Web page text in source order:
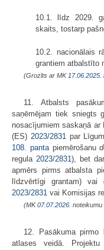
10.1. līdz 2029.
skaits, tostarp
10.2. nacionālais
grantiem atbalstīto
(Grozīts ar MK 17.06.2025.
11. Atbalsts
saņēmējam tiek sniegts
nosacījumiem saskaņā ar
(ES) 2023/2831 par
108. pantapiemērošanu
regula 2023/2831 ), bet
apmērs pirms atbalsta
līdzvērtīgi grantam) vai
2023/2831 vai Komisijas
(MK07.07.2026. noteikumu
12. Pasākuma pirmo
atlases veidā. Projektu